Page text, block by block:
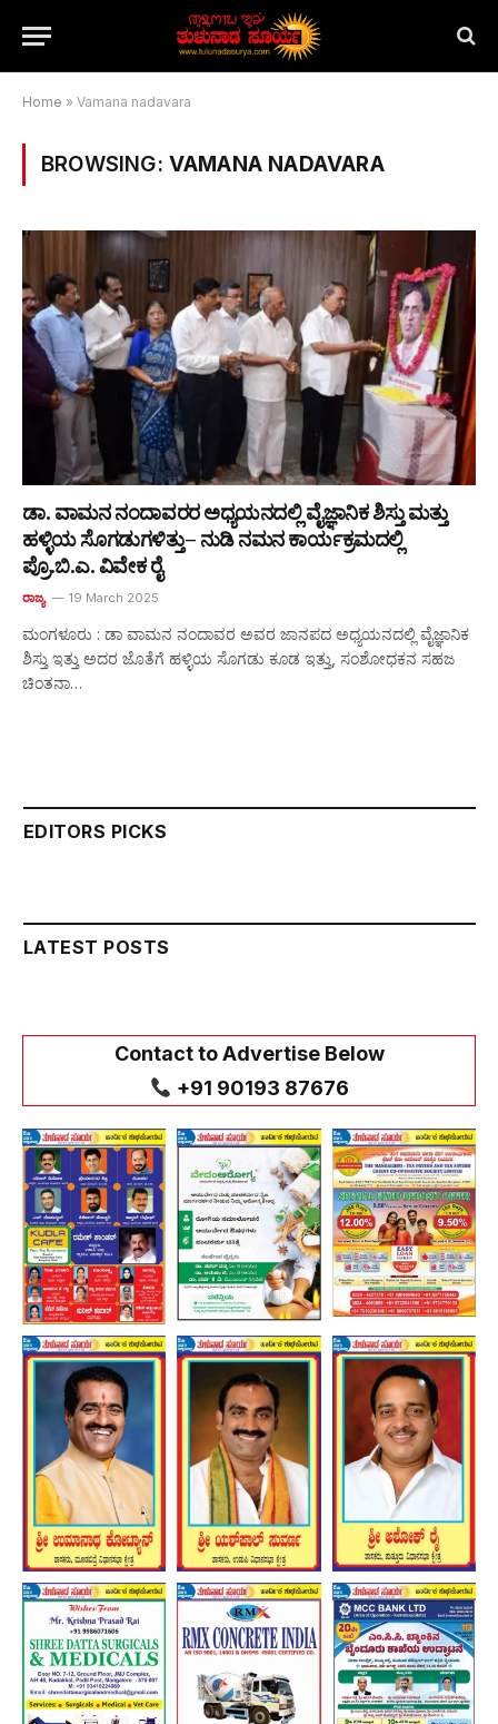
Home » Vamana nadavara
BROWSING: VAMANA NADAVARA
ಡಾ. ವಾಮನ ನಂದಾವರರ ಅಧ್ಯಯನದಲ್ಲಿ ವೈಜ್ಞಾನಿಕ ಶಿಸ್ತು ಮತ್ತು
ಹಳ್ಳಿಯ ಸೊಗಡುಗಳಿತ್ತು– ನುಡಿ ನಮನ ಕಾರ್ಯಕ್ರಮದಲ್ಲಿ
ಪ್ರೊ.ಬಿ.ಎ. ವಿವೇಕ ರೈ
ರಾಜ್ಯ 19 March 2025
ಮಂಗಳೂರು : ಡಾ ವಾಮನ ನಂದಾವರ ಅವರ ಜಾನಪದ ಅಧ್ಯಯನದಲ್ಲಿ ವೈಜ್ಞಾನಿಕ
ಶಿಸ್ತು ಇತ್ತು ಅದರ ಜೊತೆಗೆ ಹಳ್ಳಿಯ ಸೊಗಡು ಕೂಡ ಇತ್ತು, ಸಂಶೋಧಕನ ಸಹಜ
ಚಿಂತನಾ…
EDITORS PICKS
LATEST POSTS
Contact to Advertise Below
+91 90193 87676